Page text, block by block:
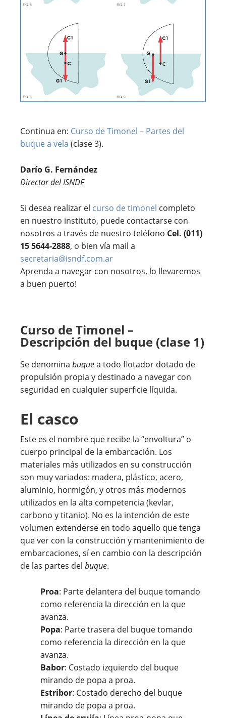
Continua en: Curso de Timonel – Partes del
buque a vela (clase 3).
Darío G. Fernández
Director del ISNDF
Si desea realizar el curso de timonel completo
en nuestro instituto, puede contactarse con
nosotros a través de nuestro teléfono Cel. (011)
15 5644-2888, o bien vía mail a
secretaria@isndf.com.ar
Aprenda a navegar con nosotros, lo llevaremos
a buen puerto!
Curso de Timonel –
Descripción del buque (clase 1)
Se denomina buquea todo flotador dotado de
propulsión propia y destinado a navegar con
seguridad en cualquier superficie líquida.
El casco
Este es el nombre que recibe la “envoltura” o
cuerpo principal de la embarcación. Los
materiales más utilizados en su construcción
son muy variados: madera, plástico, acero,
aluminio, hormigón, y otros más modernos
utilizados en la alta competencia (kevlar,
carbono y titanio). No es la intención de este
volumen extenderse en todo aquello que tenga
que ver con la construcción y mantenimiento de
embarcaciones, sí en cambio con la descripción
de las partes del buque.
Proa: Parte delantera del buque tomando
como referencia la dirección en la que
avanza.
Popa: Parte trasera del buque tomando
como referencia la dirección en la que
avanza.
Babor: Costado izquierdo del buque
mirando de popa a proa.
Estribor: Costado derecho del buque
mirando de popa a proa.